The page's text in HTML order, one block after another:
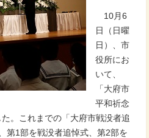
10月6
日（日曜
日）、市
役所にお
いて、
「大府市
平和祈念
。これまでの「大府市戦没者追
第1部を戦没者追悼式、第2部を